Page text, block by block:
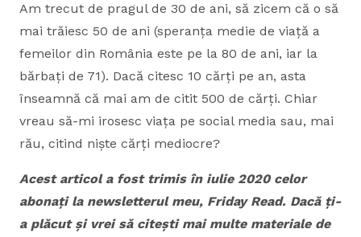
Am trecut de pragul de 30 de ani, să zicem că o să
mai trăiesc 50 de ani (speranța medie de viață a
femeilor din România este pe la 80 de ani, iar la
bărbați de 71). Dacă citesc 10 cărți pe an, asta
înseamnă că mai am de citit 500 de cărți. Chiar
vreau să-mi irosesc viața pe social media sau, mai
rău, citind niște cărți mediocre?
Acest articol a fost trimis în iulie 2020 celor
abonați la newsletterul meu, Friday Read. Dacă ți-
a plăcut și vrei să citești mai multe materiale de